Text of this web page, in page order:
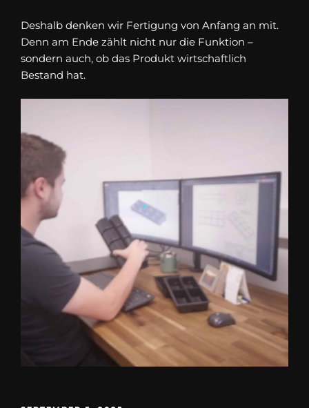
Deshalb denken wir Fertigung von Anfang an mit.
Denn am Ende zählt nicht nur die Funktion –
sondern auch, ob das Produkt wirtschaftlich
Bestand hat.